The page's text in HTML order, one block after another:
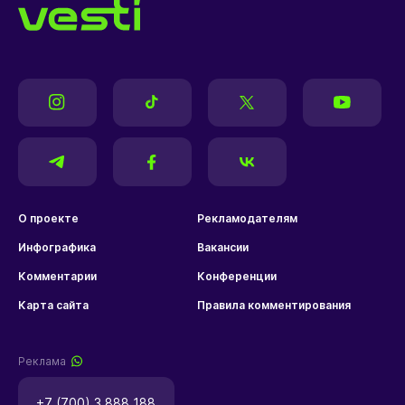
О проекте Рекламодателям
Инфографика Вакансии
Комментарии Конференции
Карта сайта Правила комментирования
Реклама